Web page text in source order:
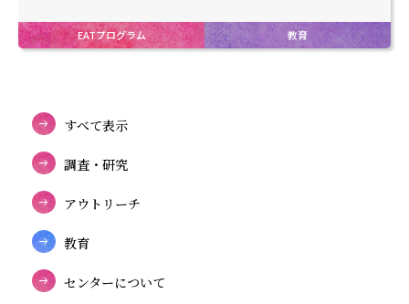
EATプログラム 教育
すべて表示
調査・研究
アウトリーチ
教育
センターについて